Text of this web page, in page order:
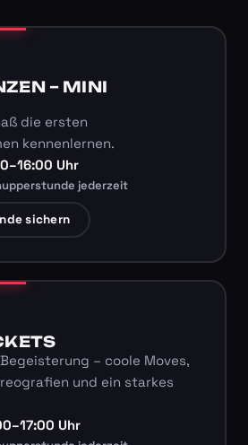
– MINI
die ersten
kennenlernen.
Uhr
jederzeit
sichern
– coole Moves,
und ein starkes
Uhr